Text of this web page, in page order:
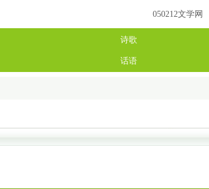
050212文学网
诗歌
话语